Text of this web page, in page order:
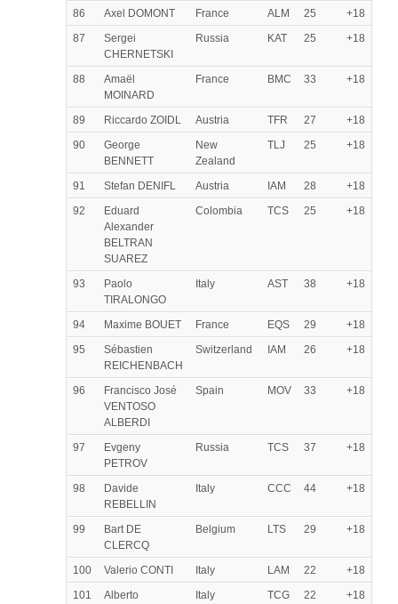
86 Axel DOMONT France ALM 25
+18
87
Sergei
CHERNETSKI
Russia KAT 25 +18
88
Amaël
MOINARD
France BMC 33 +18
89 Riccardo ZOIDL Austria TFR 27
+18
90
George
BENNETT
New
Zealand
TLJ 25 +18
91 Stefan DENIFL Austria IAM 28
+18
92
Eduard
Alexander
BELTRAN
SUAREZ
Colombia TCS 25 +18
93
Paolo
TIRALONGO
Italy AST 38 +18
94 Maxime BOUET France EQS 29
+18
95
Sébastien
REICHENBACH
Switzerland IAM 26 +18
96
Francisco José
VENTOSO
ALBERDI
Spain MOV 33 +18
97
Evgeny
PETROV
Russia TCS 37 +18
98
Davide
REBELLIN
Italy CCC 44 +18
99
Bart DE
CLERCQ
Belgium LTS 29 +18
100 Valerio CONTI Italy LAM 22
+18
101
Alberto
Italy TCG 22 +18